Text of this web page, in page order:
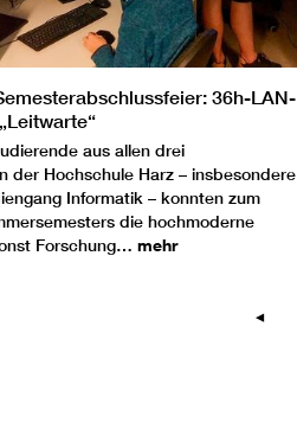
36h-LAN-
aus allen drei
der Hochschule Harz – insbesondere
Informatik – konnten zum
die hochmoderne
Forschung… mehr